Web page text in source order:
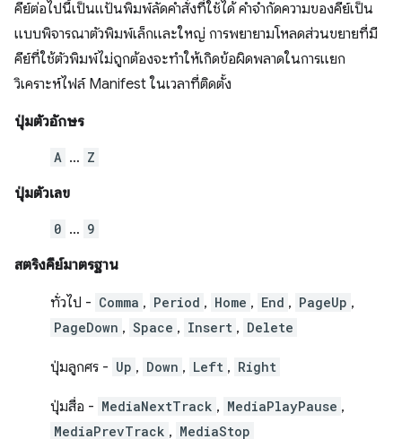
คีย์ต่อไปนี้เป็นแป้นพิมพ์ลัดคำสั่งที่ใช้ได้ คำจำกัดความของคีย์เป็น
แบบพิจารณาตัวพิมพ์เล็กและใหญ่ การพยายามโหลดส่วนขยายที่มี
คีย์ที่ใช้ตัวพิมพ์ไม่ถูกต้องจะทำให้เกิดข้อผิดพลาดในการแยก
วิเคราะห์ไฟล์ Manifest ในเวลาที่ติดตั้ง
ปุ่มตัวอักษร
A … Z
ปุ่มตัวเลข
0 … 9
สตริงคีย์มาตรฐาน
ทั่วไป - Comma , Period , Home , End , PageUp ,
PageDown , Space , Insert , Delete
ปุ่มลูกศร - Up , Down , Left , Right
ปุ่มสื่อ - MediaNextTrack , MediaPlayPause ,
MediaPrevTrack , MediaStop